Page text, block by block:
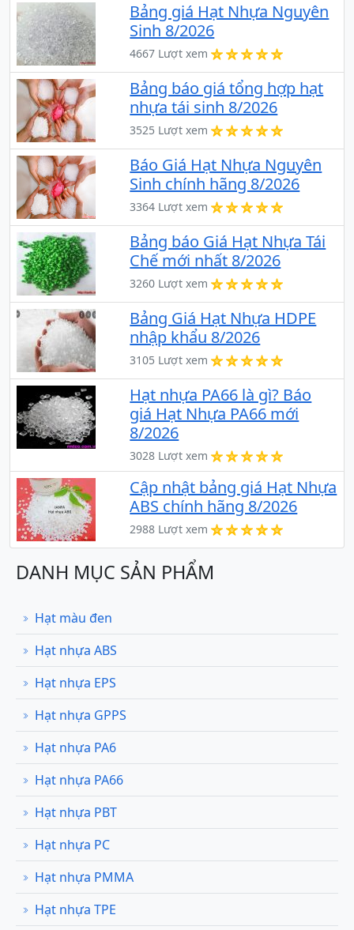
Bảng giá Hạt Nhựa Nguyên
Sinh 8/2026
4667 Lượt xem
Bảng báo giá tổng hợp hạt
nhựa tái sinh 8/2026
3525 Lượt xem
Báo Giá Hạt Nhựa Nguyên
Sinh chính hãng 8/2026
3364 Lượt xem
Bảng báo Giá Hạt Nhựa Tái
Chế mới nhất 8/2026
3260 Lượt xem
Bảng Giá Hạt Nhựa HDPE
nhập khẩu 8/2026
3105 Lượt xem
Hạt nhựa PA66 là gì? Báo
giá Hạt Nhựa PA66 mới
8/2026
3028 Lượt xem
Cập nhật bảng giá Hạt Nhựa
ABS chính hãng 8/2026
2988 Lượt xem
DANH MỤC SẢN PHẨM
Hạt màu đen
Hạt nhựa ABS
Hạt nhựa EPS
Hạt nhựa GPPS
Hạt nhựa PA6
Hạt nhựa PA66
Hạt nhựa PBT
Hạt nhựa PC
Hạt nhựa PMMA
Hạt nhựa TPE